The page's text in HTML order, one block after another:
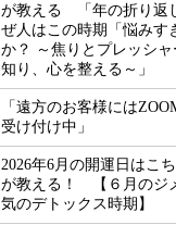
が教える 「年の折り返
ぜ人はこの時期「悩みす
か？ ～焦りとプレッシ
知り、心を整える～」
「遠方のお客様には
受け付け中」
2026年6月の開運日はこ
が教える！ 【６月のジ
気のデトックス時期】